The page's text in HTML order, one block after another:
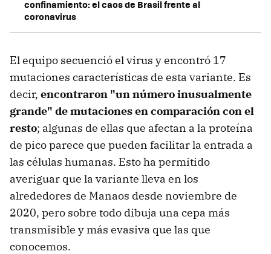
confinamiento: el caos de Brasil frente al
coronavirus
El equipo secuenció el virus y encontró 17
mutaciones características de esta variante. Es
decir, encontraron "un número inusualmente
grande" de mutaciones en comparación con el
resto; algunas de ellas que afectan a la proteína
de pico parece que pueden facilitar la entrada a
las células humanas. Esto ha permitido
averiguar que la variante lleva en los
alrededores de Manaos desde noviembre de
2020, pero sobre todo dibuja una cepa más
transmisible y más evasiva que las que
conocemos.